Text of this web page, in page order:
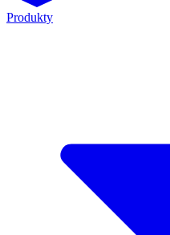
Produkty